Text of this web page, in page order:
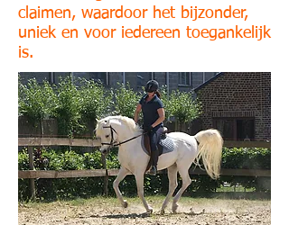
claimen, waardoor het bijzonder,
uniek en voor iedereen toegankelijk
is.